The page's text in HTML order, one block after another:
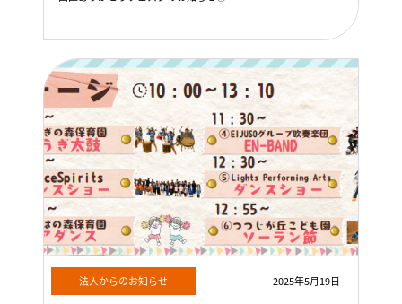
法人からのお知らせ 2025年5月19日